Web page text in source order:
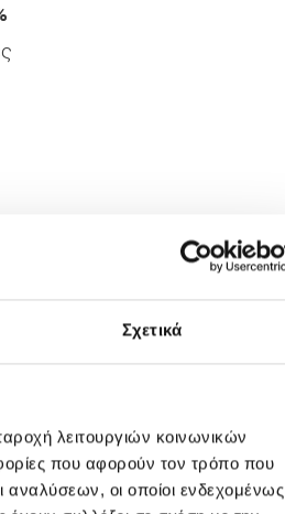
Σχετικά
λειτουργιών κοινωνικών
που αφορούν τον τρόπο που
αναλύσεων, οι οποίοι ενδεχομένως